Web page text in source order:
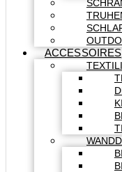
ACCESSOIRES